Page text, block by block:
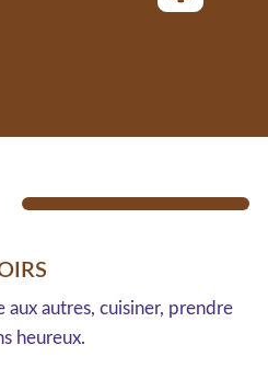
autres, cuisiner, prendre
heureux.